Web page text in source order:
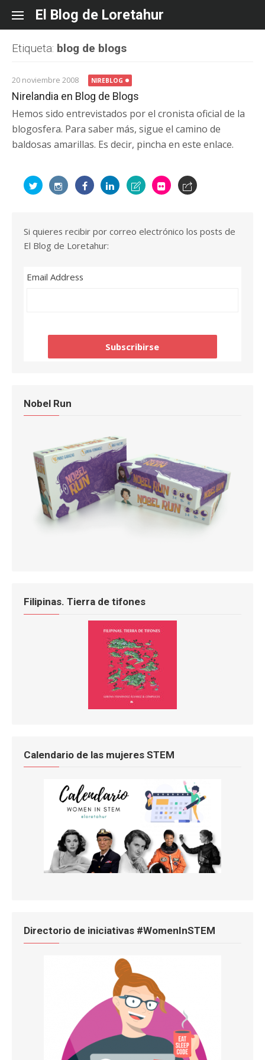
content
El Blog de Loretahur
Etiqueta: blog de blogs
20 noviembre 2008 NIREBLOG
Nirelandia en Blog de Blogs
Hemos sido entrevistados por el cronista oficial de la
blogosfera. Para saber más, sigue el camino de
baldosas amarillas. Es decir, pincha en este enlace.
Si quieres recibir por correo electrónico los posts de
El Blog de Loretahur:
Email Address
Nobel Run
Filipinas. Tierra de tifones
Calendario de las mujeres STEM
Directorio de iniciativas #WomenInSTEM